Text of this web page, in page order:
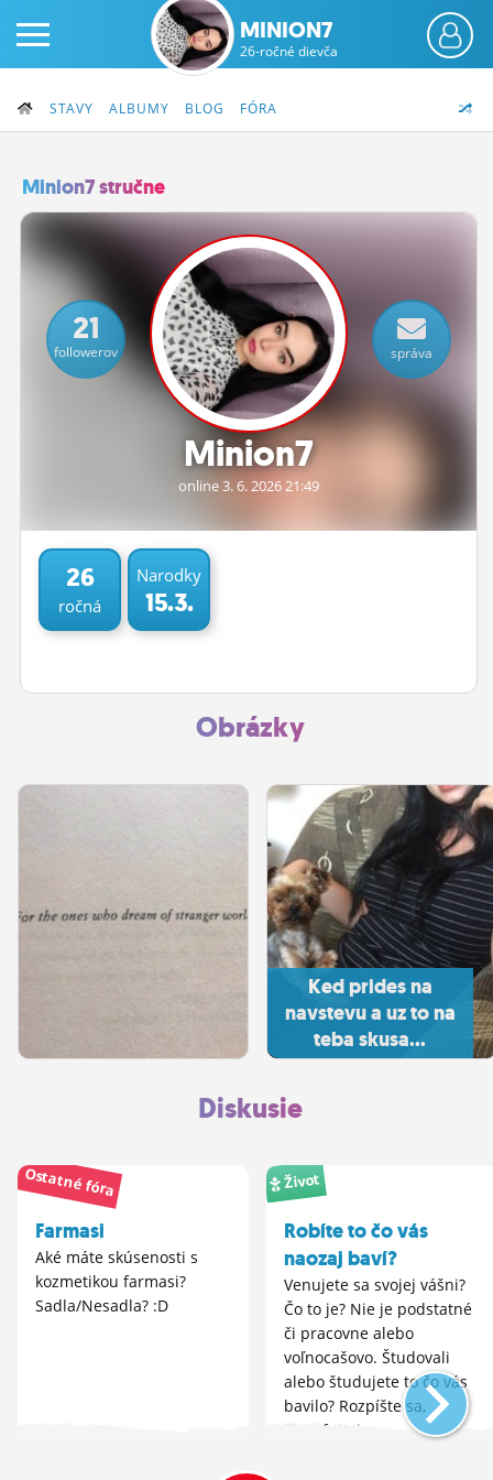
PRIHLÁS SA
ČINŽIAK
FÓRUM
STATUSY
MÔJ PROFIL
NASTAVENIA
MINION7
26-ročné dievča
STAVY ALBUMY BLOG FÓRA
Minion7 stručne
Minion7
online 3.6.2026 21:49
21
followerov správa
26
ročná
Narodky
15.3.
Obrázky
Ked prides na
navstevu a uz to na
teba skusa...
Diskusie
Ostatné fóra
Farmasi
Aké máte skúsenosti s
kozmetikou farmasi?
Sadla/Nesadla? :D
Život
Robíte to čo vás
naozaj baví?
Venujete sa svojej vášni?
Čo to je? Nie je podstatné
či pracovne alebo
voľnocašovo. Študovali
alebo študujete to čo vás
bavilo? Rozpíšte sa,
filozofujtei